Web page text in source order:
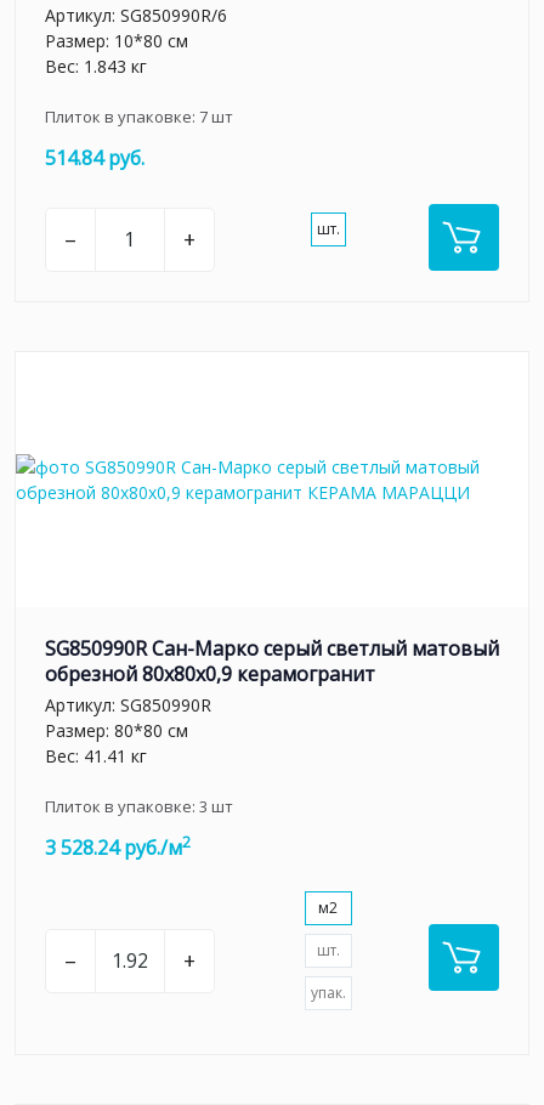
Артикул: SG850990R/6
Размер: 10*80 см
Вес: 1.843 кг
Плиток в упаковке: 7шт
514.84 руб.
– + шт.
SG850990R Сан-Марко серый светлый матовый
обрезной 80x80x0,9 керамогранит
Артикул: SG850990R
Размер: 80*80 см
Вес: 41.41 кг
Плиток в упаковке: 3 шт
3 528.24 руб./м2
– +
м2
шт.
упак.